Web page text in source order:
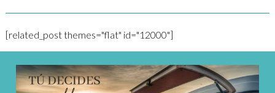
[related_post themes="flat" id="12000"]